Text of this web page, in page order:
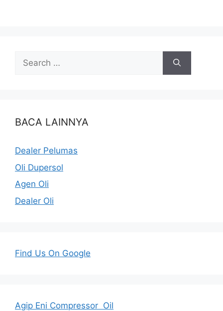
BACA LAINNYA
Dealer Pelumas
Oli Dupersol
Agen Oli
Dealer Oli
Find Us On Google
Agip Eni Compressor Oil